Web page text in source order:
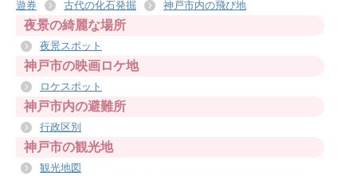
遊券
古代の化石発掘 神戸市内の飛び地
夜景の綺麗な場所
夜景スポット
神戸市の映画ロケ地
ロケスポット
神戸市内の避難所
行政区別
神戸市の観光地
観光地図